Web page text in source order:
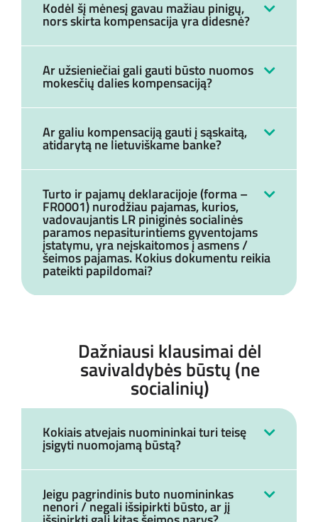
Kodėl šį mėnesį gavau mažiau pinigų,
nors skirta kompensacija yra didesnė?
Ar užsieniečiai gali gauti būsto nuomos
mokesčių dalies kompensaciją?
Ar galiu kompensaciją gauti į sąskaitą,
atidarytą ne lietuviškame banke?
Turto ir pajamų deklaracijoje (forma –
FR0001) nurodžiau pajamas, kurios,
vadovaujantis LR piniginės socialinės
paramos nepasiturintiems gyventojams
įstatymu, yra neįskaitomos į asmens /
šeimos pajamas. Kokius dokumentu reikia
pateikti papildomai?
Dažniausi klausimai dėl
savivaldybės būstų (ne
socialinių)
Kokiais atvejais nuomininkai turi teisę
įsigyti nuomojamą būstą?
Jeigu pagrindinis buto nuomininkas
nenori / negali išsipirkti būsto, ar jį